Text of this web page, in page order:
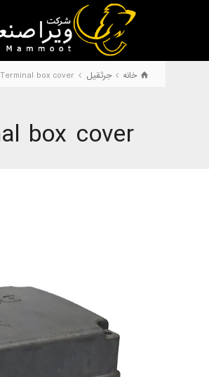
خانه جرثقیل Terminal box cover
box cover